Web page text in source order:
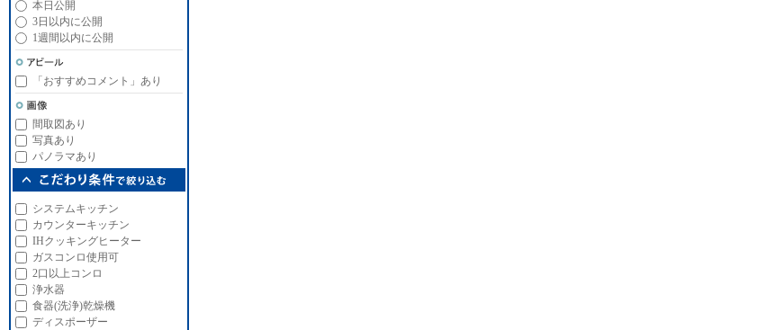
本日公開
3日以内に公開
1週間以内に公開
「おすすめコメント」あり
間取図あり
写真あり
パノラマあり
システムキッチン
カウンターキッチン
IHクッキングヒーター
ガスコンロ使用可
2口以上コンロ
浄水器
食器(洗浄)乾燥機
ディスポーザー